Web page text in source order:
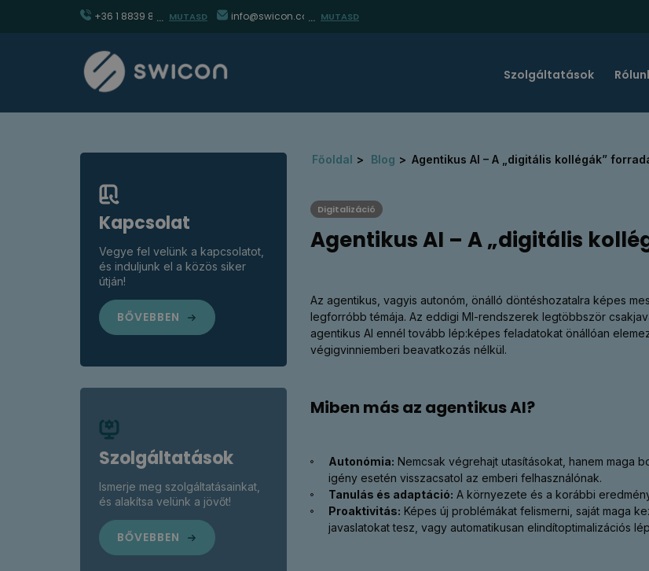
+36 1 8839 860 MUTASD info@swicon.com MUTASD
Szolgáltatások
Kapcsolat
Vegye fel velünk a kapcsolatot,
és induljunk el a közös siker
útján!
BŐVEBBEN
Szolgáltatások
Ismerje meg szolgáltatásainkat,
és alakítsa velünk a jövőt!
BŐVEBBEN
Főoldal Blog Agentikus AI – A „digitális kollégák”
Digitalizáció
Agentikus AI – A „digitális
Az agentikus, vagyis autonóm, önálló döntéshozatalra képes
legforróbb témája. Az eddigi MI-rendszerek legtöbbször
agentikus AI ennél tovább lép:képes feladatokat önállóan
végigvinniemberi beavatkozás nélkül.
Miben más az agentikus AI?
Autonómia: Nemcsak végrehajt utasításokat, hanem maga
igény esetén visszacsatol az emberi felhasználónak.
Tanulás és adaptáció: A környezete és a korábbi
Proaktivitás: Képes új problémákat felismerni, saját maga
javaslatokat tesz, vagy automatikusan elindítoptimalizációs